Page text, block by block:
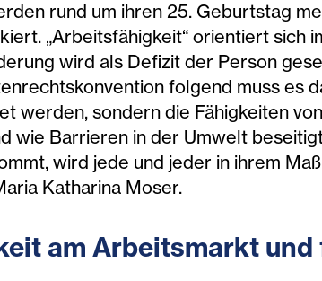
rund um ihren 25. Geburtstag
„Arbeitsfähigkeit“ orientiert sich
wird als Defizit der Person
folgend muss es
werden, sondern die Fähigkeiten
wie Barrieren in der Umwelt
wird jede und jeder in ihrem
Katharina Moser.
am Arbeitsmarkt